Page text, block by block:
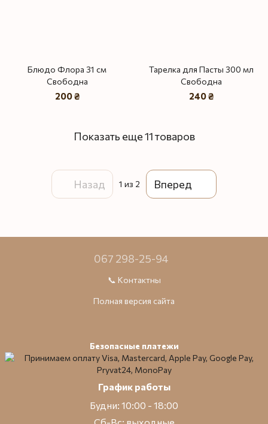
Блюдо Флора 31 см
Свободна
200 ₴
Тарелка для Пасты 300 мл
Свободна
240 ₴
Показать еще 11 товаров
Назад 1 из 2 Вперед
067 298-25-94
📞 Контактны
Полная версия сайта
Безопасные платежи
График работы
Будни: 10:00 - 18:00